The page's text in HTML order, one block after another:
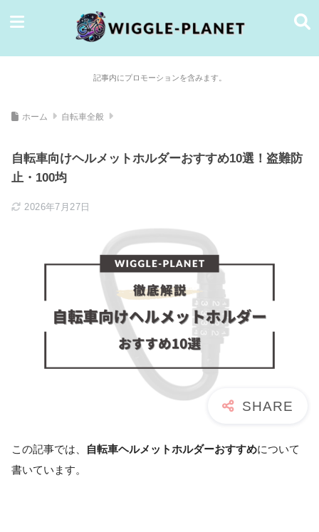
記事内にプロモーションを含みます。
ホーム 自転車全般
自転車向けヘルメットホルダーおすすめ10選！盗難防
止・100均
2026年7月27日
この記事では、 自転車ヘルメットホルダーおすすめについて
書いています。